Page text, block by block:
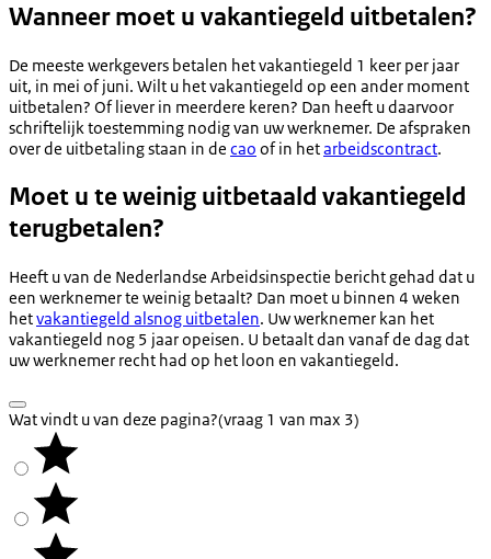
Wanneer moet u vakantiegeld uitbetalen?
De meeste werkgevers betalen het vakantiegeld 1 keer per jaar
uit, in mei of juni. Wilt u het vakantiegeld op een ander moment
uitbetalen? Of liever in meerdere keren? Dan heeft u daarvoor
schriftelijk toestemming nodig van uw werknemer. De afspraken
over de uitbetaling staan in de cao of in hetarbeidscontract.
Moet u te weinig uitbetaald vakantiegeld
terugbetalen?
Heeft u van de Nederlandse Arbeidsinspectie bericht gehad dat u
een werknemer te weinig betaalt? Dan moet u binnen 4 weken
hetvakantiegeld alsnog uitbetalen. Uw werknemer kan het
vakantiegeld nog 5 jaar opeisen. U betaalt dan vanaf de dag dat
uw werknemer recht had op het loon en vakantiegeld.
Wat vindt u van deze pagina?(vraag 1 van max 3)